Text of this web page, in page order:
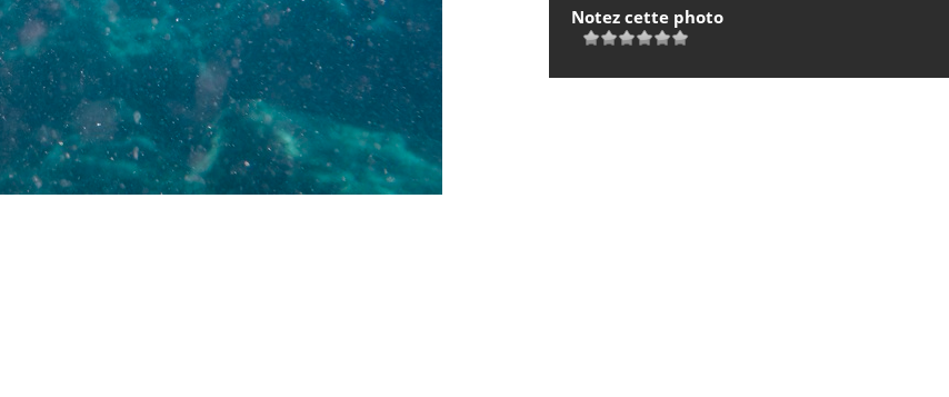
Notez cette photo